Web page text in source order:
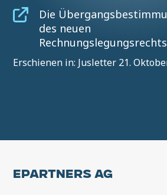
Die
des neuen
Rechnungslegungsrechts
Erschienen in: Jusletter 21.
EPARTNERS AG